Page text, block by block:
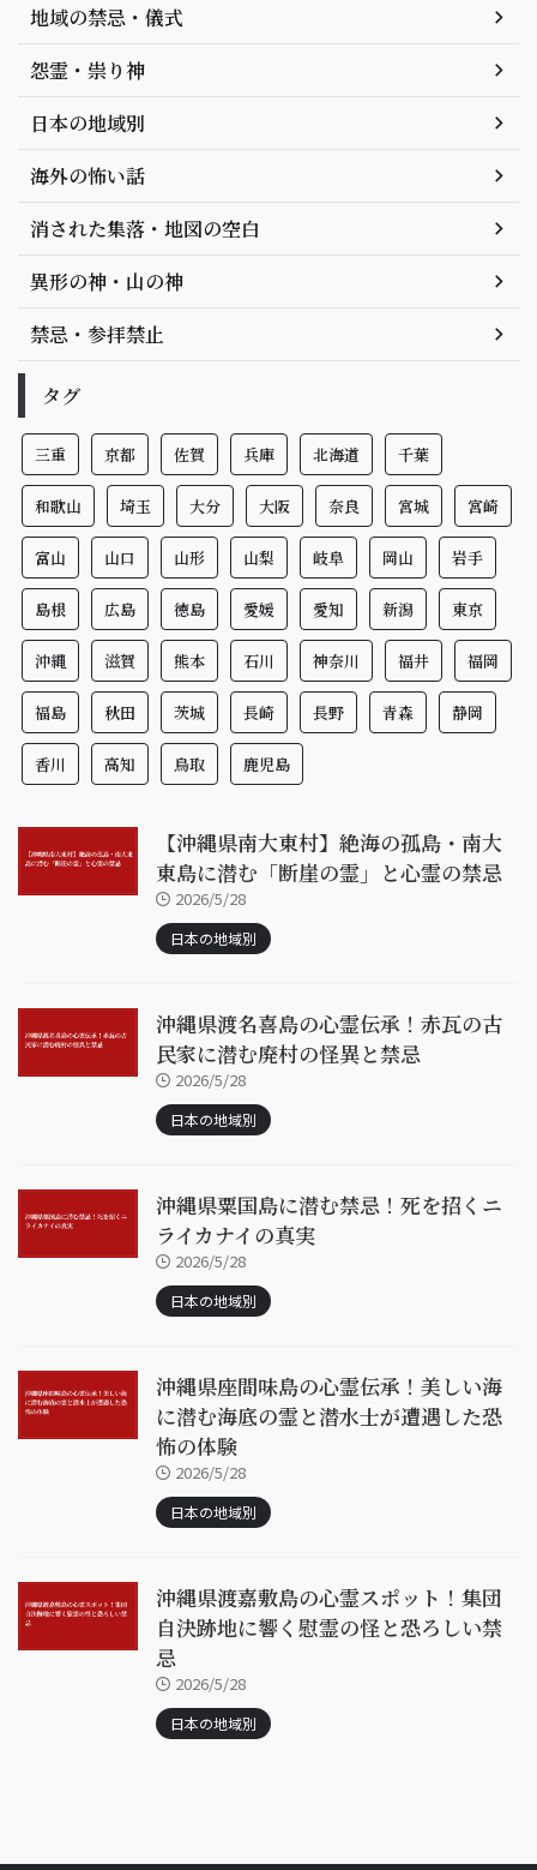
地域の禁忌・儀式
怨霊・祟り神
日本の地域別
海外の怖い話
消された集落・地図の空白
異形の神・山の神
禁忌・参拝禁止
タグ
三重 京都 佐賀 兵庫 北海道 千葉
和歌山 埼玉 大分 大阪 奈良 宮城 宮崎
富山 山口 山形 山梨 岐阜 岡山 岩手
島根 広島 徳島 愛媛 愛知 新潟 東京
沖縄 滋賀 熊本 石川 神奈川 福井 福岡
福島 秋田 茨城 長崎 長野 青森 静岡
香川 高知 鳥取 鹿児島
【沖縄県南大東村】絶海の孤島・南大
東島に潜む「断崖の霊」と心霊の禁忌
2026/5/28
日本の地域別
沖縄県渡名喜島の心霊伝承！赤瓦の古
民家に潜む廃村の怪異と禁忌
2026/5/28
日本の地域別
沖縄県粟国島に潜む禁忌！死を招くニ
ライカナイの真実
2026/5/28
日本の地域別
沖縄県座間味島の心霊伝承！美しい海
に潜む海底の霊と潜水士が遭遇した恐
怖の体験
2026/5/28
日本の地域別
沖縄県渡嘉敷島の心霊スポット！集団
自決跡地に響く慰霊の怪と恐ろしい禁
忌
2026/5/28
日本の地域別